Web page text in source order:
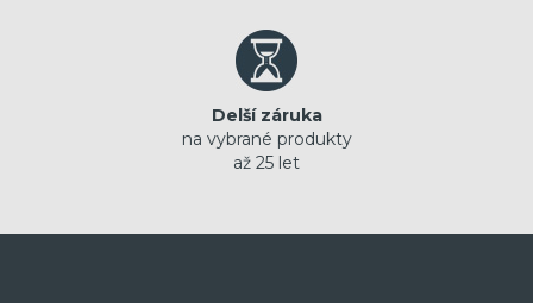
Delší záruka
na vybrané produkty
až 25 let